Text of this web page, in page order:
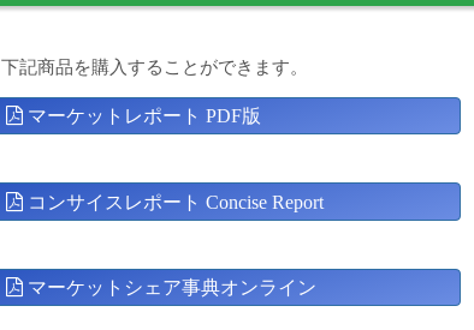
下記商品を購入することができます。
マーケットレポート PDF版
コンサイスレポート Concise Report
マーケットシェア事典オンライン